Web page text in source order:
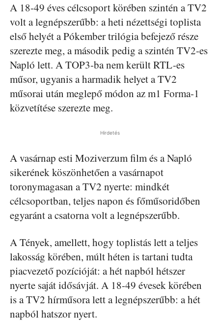
A 18-49 éves célcsoport körében szintén a TV2
volt a legnépszerűbb: a heti nézettségi toplista
első helyét a Pókember trilógia befejező része
szerezte meg, a második pedig a szintén TV2-es
Napló lett. A TOP3-ba nem került RTL-es
műsor, ugyanis a harmadik helyet a TV2
műsorai után meglepő módon az m1 Forma-1
közvetítése szerezte meg.
Hirdetés
A vasárnap esti Moziverzum film és a Napló
sikerének köszönhetően a vasárnapot
toronymagasan a TV2 nyerte: mindkét
célcsoportban, teljes napon és főműsoridőben
egyaránt a csatorna volt a legnépszerűbb.
A Tények, amellett, hogy toplistás lett a teljes
lakosság körében, múlt héten is tartani tudta
piacvezető pozícióját: a hét napból hétszer
nyerte saját idősávját. A 18-49 évesek körében
is a TV2 hírműsora lett a legnépszerűbb: a hét
napból hatszor nyert.